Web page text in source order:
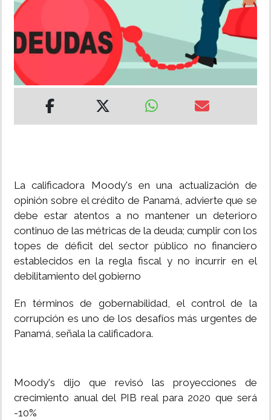
DEPORTES
MUNDO
INSÓLITAS
MULTIMEDIA
La calificadora Moody's en una actualización de
opinión sobre el crédito de Panamá, advierte que se
debe estar atentos a no mantener un deterioro
continuo de las métricas de la deuda; cumplir con los
topes de déficit del sector público no financiero
establecidos en la regla fiscal y no incurrir en el
debilitamiento del gobierno
En términos de gobernabilidad, el control de la
corrupción es uno de los desafíos más urgentes de
Panamá, señala la calificadora.
Moody's dijo que revisó las proyecciones de
crecimiento anual del PIB real para 2020 que será
-10%